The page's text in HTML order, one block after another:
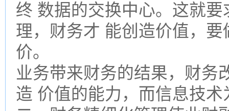
终 数据的交换中心。这就
理，财务才 能创造价值，
价。
业务带来财务的结果，财务
造 价值的能力，而信息技